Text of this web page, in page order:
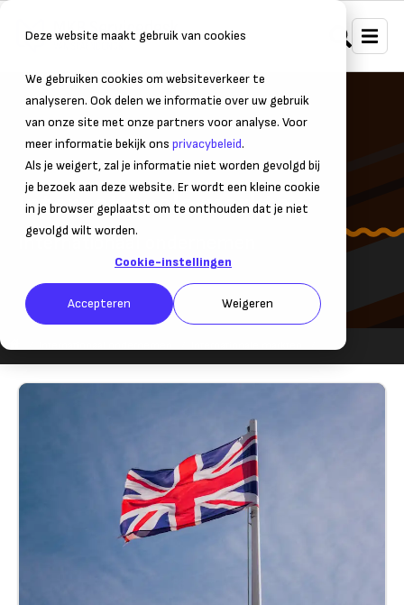
Deze website maakt gebruik van cookies
We gebruiken cookies om websiteverkeer te
analyseren. Ook delen we informatie over uw gebruik
van onze site met onze partners voor analyse. Voor
meer informatie bekijk ons privacybeleid.
Als je weigert, zal je informatie niet worden gevolgd bij
je bezoek aan deze website. Er wordt een kleine cookie
in je browser geplaatst om te onthouden dat je niet
gevolgd wilt worden.
Cookie-instellingen
Accepteren Weigeren
Internationale markten
Internationaal ondernemen